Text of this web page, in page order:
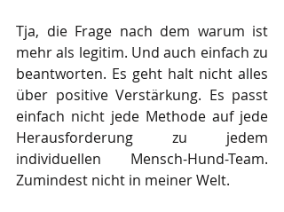
Tja, die Frage nach dem warum ist
mehr als legitim. Und auch einfach zu
beantworten. Es geht halt nicht alles
über positive Verstärkung. Es passt
einfach nicht jede Methode auf jede
Herausforderung zu jedem
individuellen Mensch-Hund-Team.
Zumindest nicht in meiner Welt.